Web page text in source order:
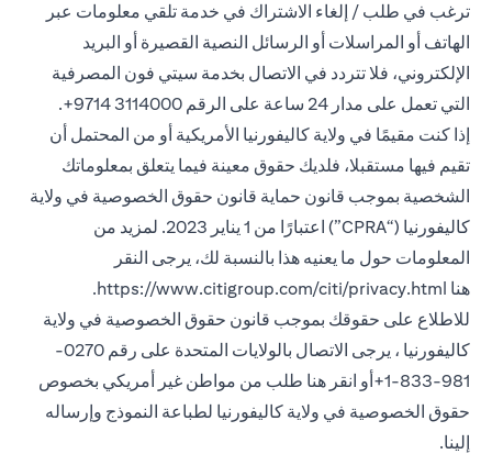
ترغب في طلب / إلغاء الاشتراك في خدمة تلقي معلومات عبر
الهاتف أو المراسلات أو الرسائل النصية القصيرة أو البريد
الإلكتروني، فلا تتردد في الاتصال بخدمة سيتي فون المصرفية
التي تعمل على مدار 24 ساعة على الرقم 3114000 9714+.
إذا كنت مقيمًا في ولاية كاليفورنيا الأمريكية أو من المحتمل أن
تقيم فيها مستقبلا، فلديك حقوق معينة فيما يتعلق بمعلوماتك
الشخصية بموجب قانون حماية قانون حقوق الخصوصية في ولاية
كاليفورنيا (“CPRA”) اعتبارًا من 1 يناير 2023. لمزيد من
المعلومات حول ما يعنيه هذا بالنسبة لك، يرجى النقر
هنا https://www.citigroup.com/citi/privacy.html
a new tab.
للاطلاع على حقوقك بموجب قانون حقوق الخصوصية في ولاية
كاليفورنيا ، يرجى الاتصال بالولايات المتحدة على رقم 0270-
981-833-1+أو انقر هنا
طلب من مواطن غير أمريكي بخصوص
حقوق الخصوصية في ولاية كاليفورنيا opens in a new tab
لطباعة النموذج وإرساله
إلينا.